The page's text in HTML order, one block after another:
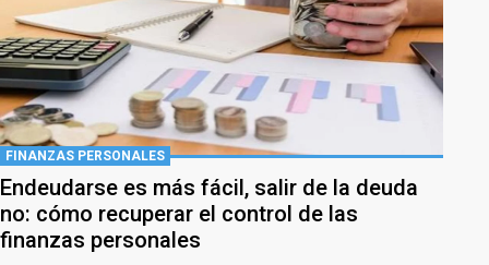
FINANZAS PERSONALES
Endeudarse es más fácil, salir de la deuda
no: cómo recuperar el control de las
finanzas personales